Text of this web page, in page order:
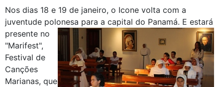
Nos dias 18 e 19 de janeiro, o Icone volta com a
juventude polonesa para a capital do Panamá. E estará
presente no
"Marifest",
Festival de
Canções
Marianas, que